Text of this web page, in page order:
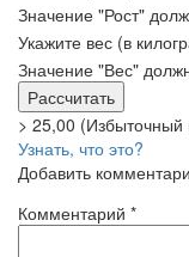
Значение "Рост"
Укажите вес (в
Значение "Вес"
> 25,00 (Избыточный
Узнать, что это?
Добавить
Комментарий *